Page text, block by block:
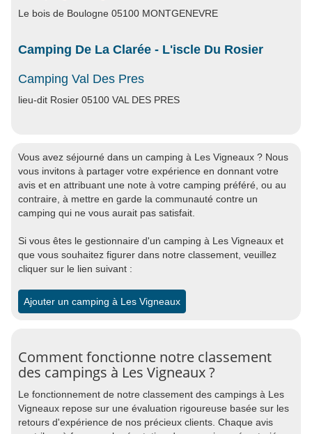
Le bois de Boulogne 05100 MONTGENEVRE
Camping De La Clarée - L'iscle Du Rosier
Camping Val Des Pres
lieu-dit Rosier 05100 VAL DES PRES
Vous avez séjourné dans un camping à Les Vigneaux ? Nous
vous invitons à partager votre expérience en donnant votre
avis et en attribuant une note à votre camping préféré, ou au
contraire, à mettre en garde la communauté contre un
camping qui ne vous aurait pas satisfait.
Si vous êtes le gestionnaire d'un camping à Les Vigneaux et
que vous souhaitez figurer dans notre classement, veuillez
cliquer sur le lien suivant :
Ajouter un camping à Les Vigneaux
Comment fonctionne notre classement
des campings à Les Vigneaux ?
Le fonctionnement de notre classement des campings à Les
Vigneaux repose sur une évaluation rigoureuse basée sur les
retours d'expérience de nos précieux clients. Chaque avis